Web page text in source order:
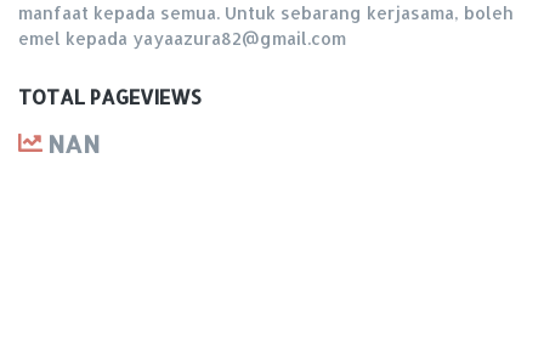
manfaat kepada semua. Untuk sebarang kerjasama, boleh
emel kepada yayaazura82@gmail.com
TOTAL PAGEVIEWS
NAN